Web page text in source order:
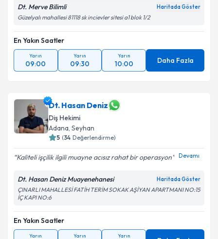
Dt. Merve Bilimli Haritada Göster
Güzelyalı mahallesi 81118 sk incievler sitesi a1 blok 1/2
En Yakın Saatler
Yarın
09:00
Yarın
09:30
Yarın
10:00 Daha Fazla
Dt. Hasan Deniz
Diş Hekimi
Adana, Seyhan
5 (34 Değerlendirme)
Kaliteli işçilik ilgili muayne acısız rahat bir operasyon Devamı
Dt. Hasan Deniz Muayenehanesi Haritada Göster
ÇINARLI MAHALLESİ FATİH TERİM SOKAK AŞİYAN APARTMANI NO:15
İÇ KAPI NO:6
En Yakın Saatler
Yarın Yarın Yarın